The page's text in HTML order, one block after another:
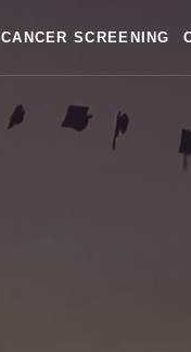
CANCER SCREENING